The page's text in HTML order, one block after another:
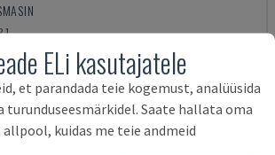
64.000 €
ELi kasutajatele
et parandada teie kogemust, analüüsida
turunduseesmärkidel. Saate hallata oma
kuidas me teie andmeid